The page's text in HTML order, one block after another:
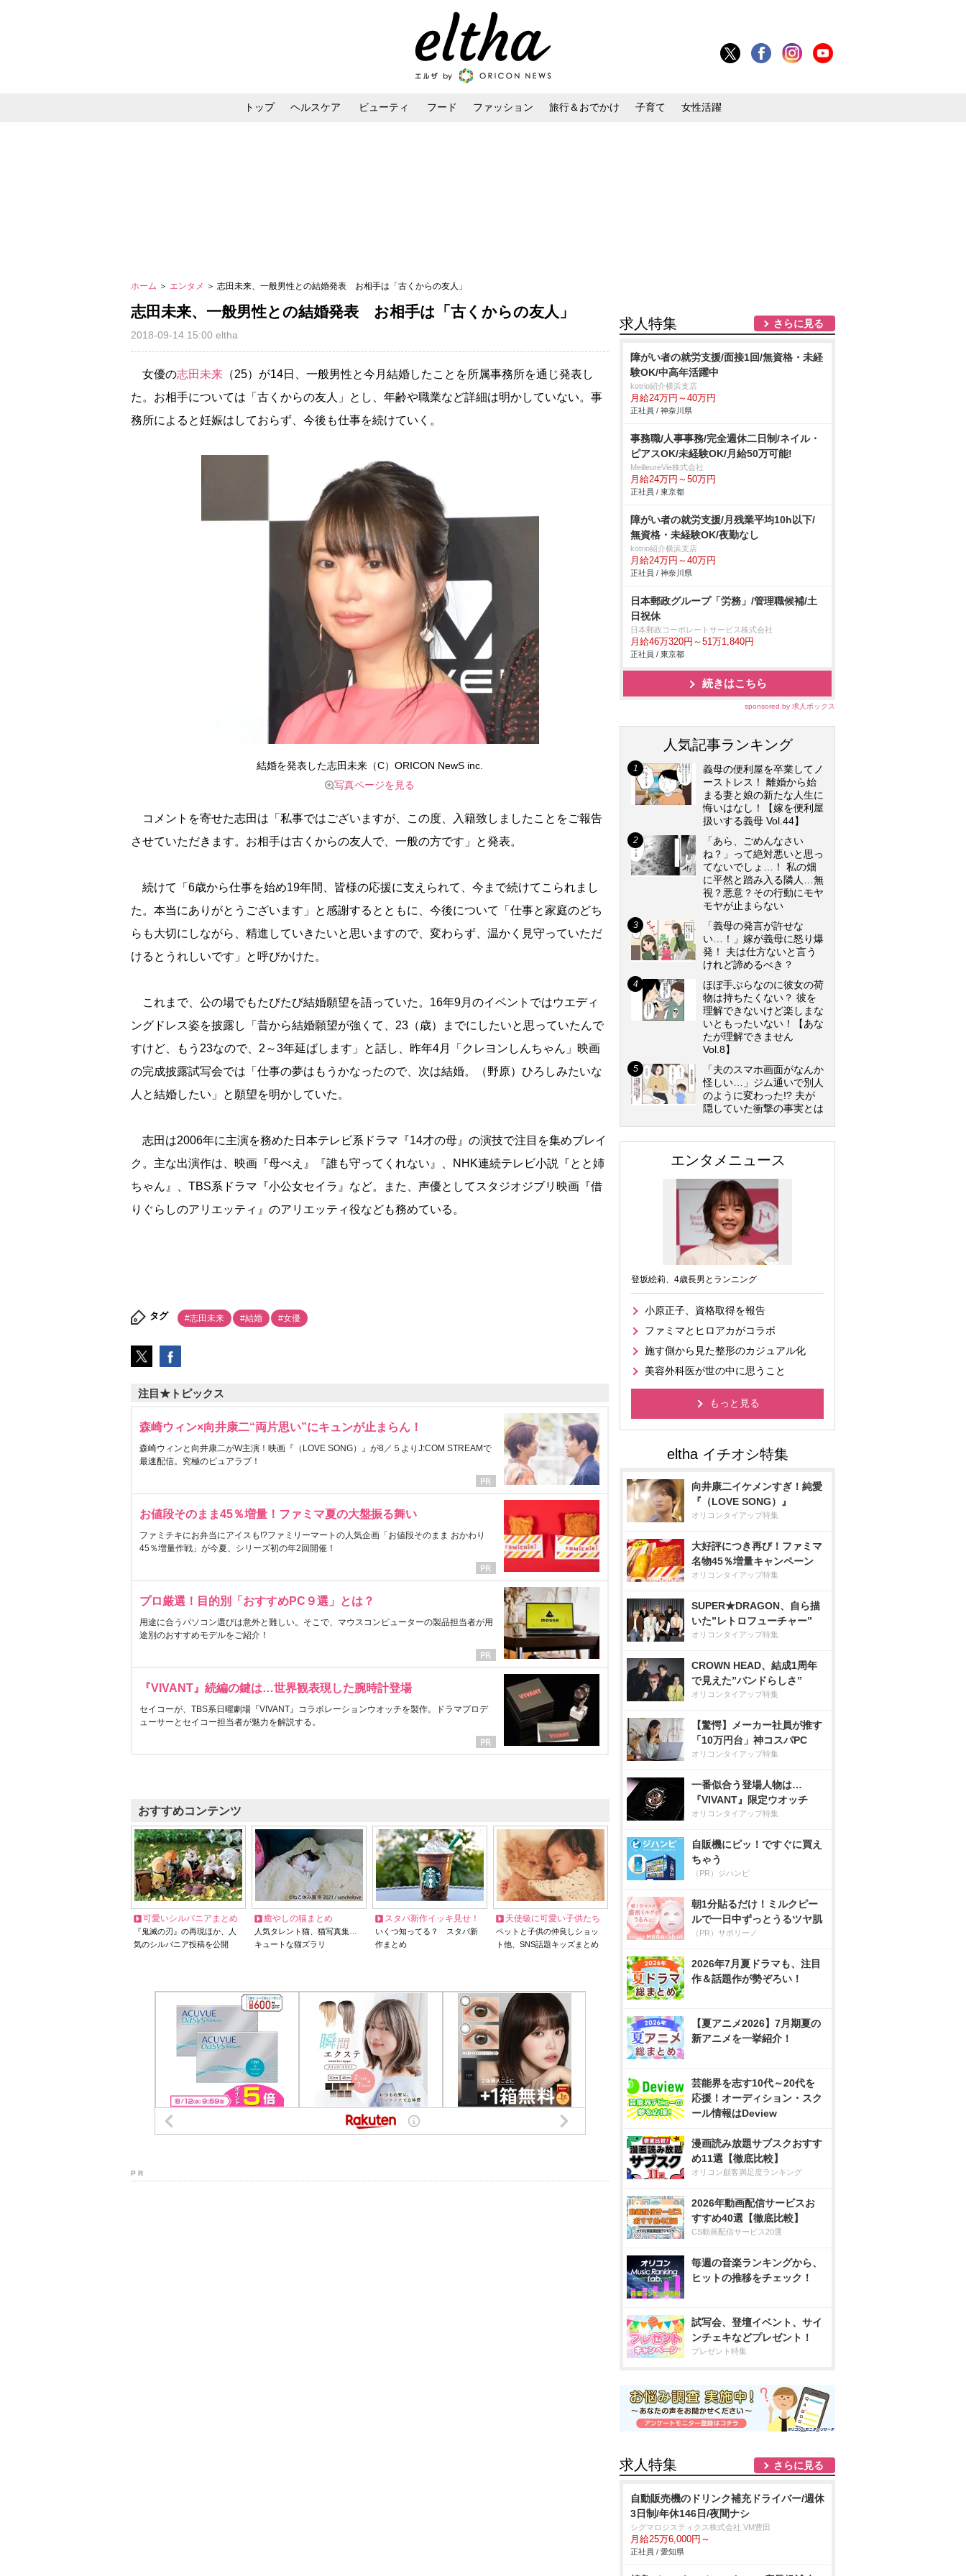
トップ ヘルスケア ビューティ フード ファッション 旅行＆おでかけ 子育て 女性活躍
ホーム ＞ エンタメ ＞ 志田未来、一般男性との結婚発表 お相手は「古くからの友人」
志田未来、一般男性との結婚発表 お相手は「古くからの友人」
2018-09-14 15:00 eltha
女優の志田未来 （25）が14日、一般男性と今月結婚したことを所属事務所を通じ発表し
た。お相手については「古くからの友人」とし、年齢や職業など詳細は明かしていない。事
務所によると妊娠はしておらず、今後も仕事を続けていく。
結婚を発表した志田未来（C）ORICON NewS inc.
写真ページを見る
コメントを寄せた志田は「私事ではございますが、この度、入籍致しましたことをご報告
させていただきます。お相手は古くからの友人で、一般の方です」と発表。
続けて「6歳から仕事を始め19年間、皆様の応援に支えられて、今まで続けてこられまし
た。本当にありがとうございます」と感謝するとともに、今後について「仕事と家庭のどち
らも大切にしながら、精進していきたいと思いますので、変わらず、温かく見守っていただ
けるとうれしいです」と呼びかけた。
これまで、公の場でもたびたび結婚願望を語っていた。16年9月のイベントではウエディ
ングドレス姿を披露し「昔から結婚願望が強くて、23（歳）までにしたいと思っていたんで
すけど、もう23なので、2～3年延ばします」と話し、昨年4月「クレヨンしんちゃん」映画
の完成披露試写会では「仕事の夢はもうかなったので、次は結婚。（野原）ひろしみたいな
人と結婚したい」と願望を明かしていた。
志田は2006年に主演を務めた日本テレビ系ドラマ『14才の母』の演技で注目を集めブレイ
ク。主な出演作は、映画『母べえ』『誰も守ってくれない』、NHK連続テレビ小説『とと姉
ちゃん』、TBS系ドラマ『小公女セイラ』など。また、声優としてスタジオジブリ映画『借
りぐらしのアリエッティ』のアリエッティ役なども務めている。
タグ #志田未来 #結婚 #女優
注目★トピックス
森崎ウィン×向井康二“両片思い”にキュンが止まらん！
森崎ウィンと向井康二がW主演！映画『（LOVE SONG）』が8／５よりJ:COM STREAMで
最速配信。究極のピュアラブ！
お値段そのまま45％増量！ファミマ夏の大盤振る舞い
ファミチキにお弁当にアイスも!?ファミリーマートの人気企画「お値段そのまま おかわり
45％増量作戦」が今夏、シリーズ初の年2回開催！
プロ厳選！目的別「おすすめPC９選」とは？
用途に合うパソコン選びは意外と難しい。そこで、マウスコンピューターの製品担当者が用
途別のおすすめモデルをご紹介！
『VIVANT』続編の鍵は…世界観表現した腕時計登場
セイコーが、TBS系日曜劇場『VIVANT』コラボレーションウオッチを製作。ドラマプロデ
ューサーとセイコー担当者が魅力を解説する。
おすすめコンテンツ
可愛いシルバニアまとめ
『鬼滅の刃』の再現ほか、人
気のシルバニア投稿を公開
癒やしの猫まとめ
人気タレント猫、猫写真集…
キュートな猫ズラリ
スタバ新作イッキ見せ！
いくつ知ってる？ スタバ新
作まとめ
天使級に可愛い子供たち
ペットと子供の仲良しショッ
ト他、SNS話題キッズまとめ
P R
求人特集 さらに見る
障がい者の就労支援/面接1回/無資格・未経
験OK/中高年活躍中
kotrio紹介横浜支店
月給24万円～40万円
正社員 / 神奈川県
事務職/人事事務/完全週休二日制/ネイル・
ピアスOK/未経験OK/月給50万可能!
MeilleureVie株式会社
月給24万円～50万円
正社員 / 東京都
障がい者の就労支援/月残業平均10h以下/
無資格・未経験OK/夜勤なし
kotrio紹介横浜支店
月給24万円～40万円
正社員 / 神奈川県
日本郵政グループ「労務」/管理職候補/土
日祝休
日本郵政コーポレートサービス株式会社
月給46万320円～51万1,840円
正社員 / 東京都
続きはこちら
sponsored by 求人ボックス
人気記事ランキング
義母の便利屋を卒業してノ
ーストレス！ 離婚から始
まる妻と娘の新たな人生に
悔いはなし！【嫁を便利屋
扱いする義母 Vol.44】
「あら、ごめんなさい
ね？」って絶対悪いと思っ
てないでしょ…！ 私の畑
に平然と踏み入る隣人…無
視？悪意？その行動にモヤ
モヤが止まらない
「義母の発言が許せな
い…！」嫁が義母に怒り爆
発！ 夫は仕方ないと言う
けれど諦めるべき？
ほぼ手ぶらなのに彼女の荷
物は持ちたくない？ 彼を
理解できないけど楽しまな
いともったいない！【あな
たが理解できません
Vol.8】
「夫のスマホ画面がなんか
怪しい…」ジム通いで別人
のように変わった!? 夫が
隠していた衝撃の事実とは
エンタメニュース
登坂絵莉、4歳長男とランニング
小原正子、資格取得を報告
ファミマとヒロアカがコラボ
施す側から見た整形のカジュアル化
美容外科医が世の中に思うこと
もっと見る
向井康二イケメンすぎ！純愛
『（LOVE SONG）』
オリコンタイアップ特集
大好評につき再び！ファミマ
名物45％増量キャンペーン
オリコンタイアップ特集
SUPER★DRAGON、自ら描
いた”レトロフューチャー”
オリコンタイアップ特集
CROWN HEAD、結成1周年
で見えた”バンドらしさ”
オリコンタイアップ特集
【驚愕】メーカー社員が推す
「10万円台」神コスパPC
オリコンタイアップ特集
一番似合う登場人物は…
『VIVANT』限定ウオッチ
オリコンタイアップ特集
自販機にピッ！ですぐに買え
ちゃう
（PR）ジハンピ
朝1分貼るだけ！ミルクピー
ルで一日中ずっとうるツヤ肌
（PR）サボリーノ
2026年7月夏ドラマも、注目
作＆話題作が勢ぞろい！
【夏アニメ2026】7月期夏の
新アニメを一挙紹介！
芸能界を志す10代～20代を
応援！オーディション・スク
ール情報はDeview
漫画読み放題サブスクおすす
め11選【徹底比較】
オリコン顧客満足度ランキング
2026年動画配信サービスお
すすめ40選【徹底比較】
CS動画配信サービス20選
毎週の音楽ランキングから、
ヒットの推移をチェック！
試写会、登壇イベント、サイ
ンチェキなどプレゼント！
プレゼント特集
求人特集 さらに見る
自動販売機のドリンク補充ドライバー/週休
3日制/年休146日/夜間ナシ
シグマロジスティクス株式会社 VM豊田
月給25万6,000円～
正社員 / 愛知県